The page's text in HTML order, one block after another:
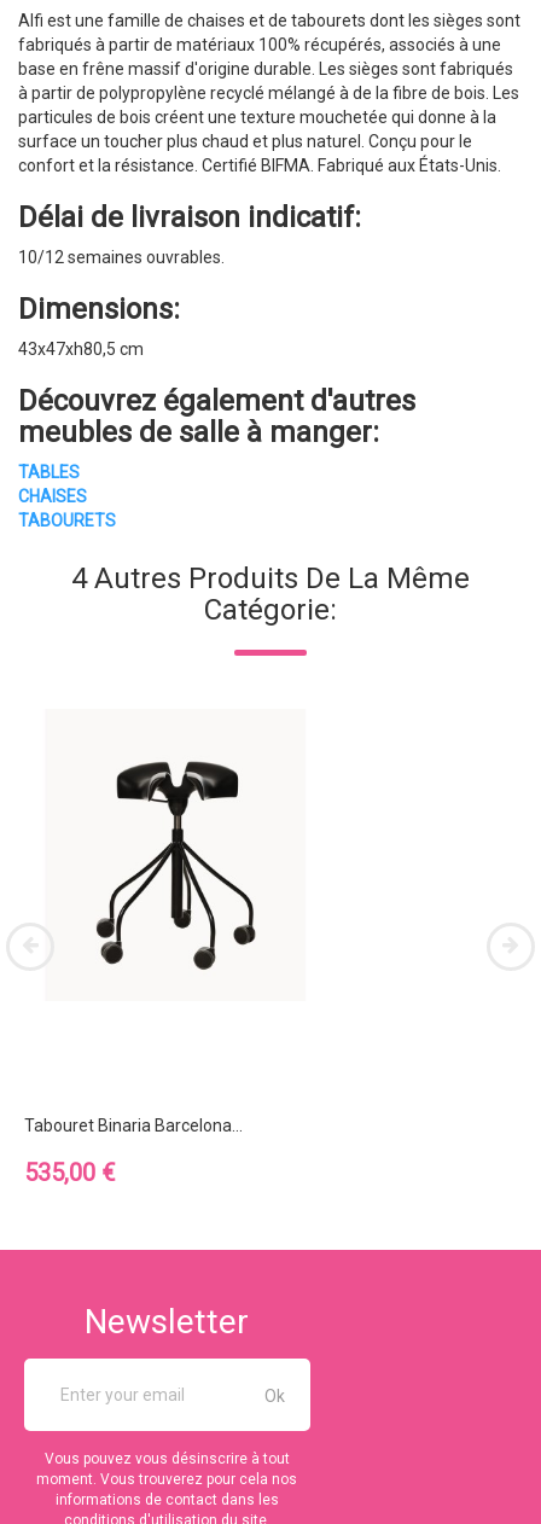
Alfi est une famille de chaises et de tabourets dont les sièges sont
fabriqués à partir de matériaux 100% récupérés, associés à une
base en frêne massif d'origine durable. Les sièges sont fabriqués
à partir de polypropylène recyclé mélangé à de la fibre de bois. Les
particules de bois créent une texture mouchetée qui donne à la
surface un toucher plus chaud et plus naturel. Conçu pour le
confort et la résistance. Certifié BIFMA. Fabriqué aux États-Unis.
Délai de livraison indicatif:
10/12 semaines ouvrables.
Dimensions:
43x47xh80,5 cm
Découvrez également d'autres
meubles de salle à manger:
TABLES
CHAISES
TABOURETS
4 Autres Produits De La Même
Catégorie:
Tabouret Binaria Barcelona...
Prix
535,00 €
Newsletter
Vous pouvez vous désinscrire à tout
moment. Vous trouverez pour cela nos
informations de contact dans les